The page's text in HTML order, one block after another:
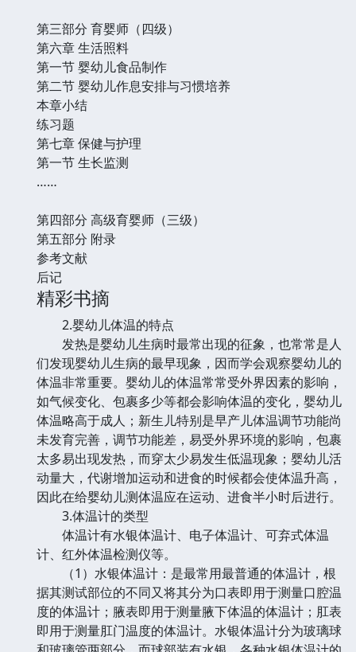
第三部分 育婴师（四级）
第六章 生活照料
第一节 婴幼儿食品制作
第二节 婴幼儿作息安排与习惯培养
本章小结
练习题
第七章 保健与护理
第一节 生长监测
……
第四部分 高级育婴师（三级）
第五部分 附录
参考文献
后记
精彩书摘
2.婴幼儿体温的特点
发热是婴幼儿生病时最常出现的征象，也常常是人
们发现婴幼儿生病的最早现象，因而学会观察婴幼儿的
体温非常重要。婴幼儿的体温常常受外界因素的影响，
如气候变化、包裹多少等都会影响体温的变化，婴幼儿
体温略高于成人；新生儿特别是早产儿体温调节功能尚
未发育完善，调节功能差，易受外界环境的影响，包裹
太多易出现发热，而穿太少易发生低温现象；婴幼儿活
动量大，代谢增加运动和进食的时候都会使体温升高，
因此在给婴幼儿测体温应在运动、进食半小时后进行。
3.体温计的类型
体温计有水银体温计、电子体温计、可弃式体温
计、红外体温检测仪等。
（1）水银体温计：是最常用最普通的体温计，根
据其测试部位的不同又将其分为口表即用于测量口腔温
度的体温计；腋表即用于测量腋下体温的体温计；肛表
即用于测量肛门温度的体温计。水银体温计分为玻璃球